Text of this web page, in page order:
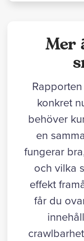
Mer
konkret
behöver
en
fungerar
och vilka
effekt
får du